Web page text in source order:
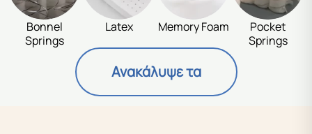
Bonnel
Springs
Latex Memory Foam
Pocket
Springs
Ανακάλυψε τα